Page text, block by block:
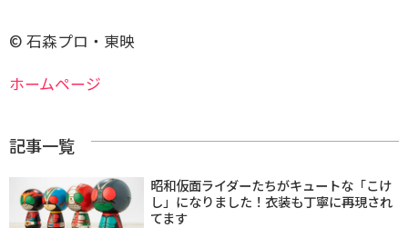
© 石森プロ・東映
ホームページ
記事一覧
昭和仮面ライダーたちがキュートな「こけ
し」になりました！衣装も丁寧に再現され
てます